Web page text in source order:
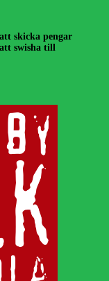
skicka pengar
swisha till